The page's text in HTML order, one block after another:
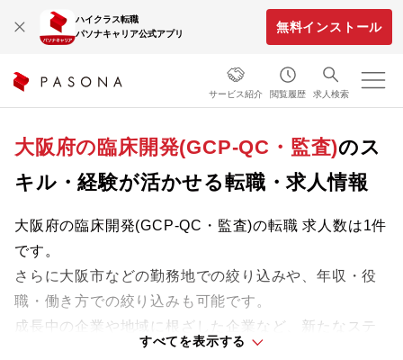
ハイクラス転職
パソナキャリア公式アプリ
無料インストール
サービス紹介 閲覧履歴 求人検索
大阪府の臨床開発(GCP-QC・監査)のス
キル・経験が活かせる転職・求人情報
大阪府の臨床開発(GCP-QC・監査)の転職 求人数は1件
です。
さらに大阪市などの勤務地での絞り込みや、年収・役
職・働き方での絞り込みも可能です。
成長中の企業や地域に根ざした企業など、新たなステ
ージで活躍するチャンスを見つけましょう。
すべてを表示する